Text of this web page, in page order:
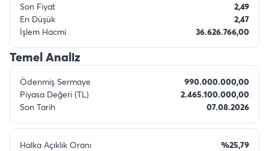
Son Fiyat
2,49
En Düşük
2,47
İşlem Hacmi
36.626.766,00
Temel Analiz
Ödenmiş Sermaye
990.000.000,00
Piyasa Değeri (TL)
2.465.100.000,00
Son Tarih
07.08.2026
Halka Açıklık Oranı
%25,79